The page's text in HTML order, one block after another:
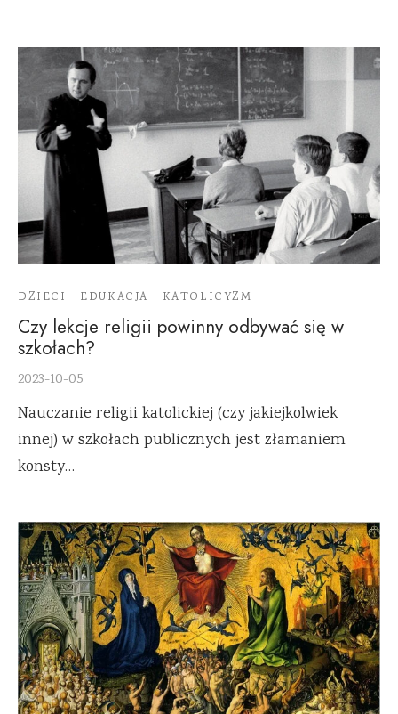
DZIECI EDUKACJA KATOLICYZM
Czy lekcje religii powinny odbywać się w
szkołach?
2023-10-05
Nauczanie religii katolickiej (czy jakiejkolwiek
innej) w szkołach publicznych jest złamaniem
konsty…